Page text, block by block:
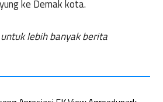
ke Demak kota.
lebih banyak berita